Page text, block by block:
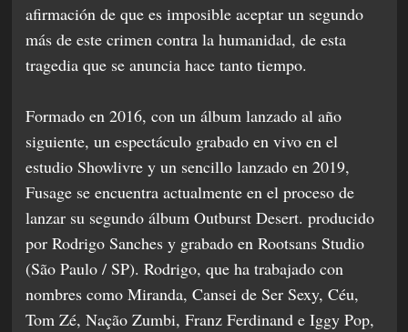
afirmación de que es imposible aceptar un segundo
más de este crimen contra la humanidad, de esta
tragedia que se anuncia hace tanto tiempo.
Formado en 2016, con un álbum lanzado al año
siguiente, un espectáculo grabado en vivo en el
estudio Showlivre y un sencillo lanzado en 2019,
Fusage se encuentra actualmente en el proceso de
lanzar su segundo álbum Outburst Desert. producido
por Rodrigo Sanches y grabado en Rootsans Studio
(São Paulo / SP). Rodrigo, que ha trabajado con
nombres como Miranda, Cansei de Ser Sexy, Céu,
Tom Zé, Nação Zumbi, Franz Ferdinand e Iggy Pop,